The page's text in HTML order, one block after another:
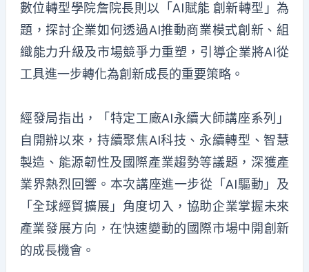
數位轉型學院詹院長則以「AI賦能 創新轉型」為
題，探討企業如何透過AI推動商業模式創新、組
織能力升級及市場競爭力重塑，引導企業將AI從
工具進一步轉化為創新成長的重要策略。
經發局指出，「特定工廠AI永續大師講座系列」
自開辦以來，持續聚焦AI科技、永續轉型、智慧
製造、能源韌性及國際產業趨勢等議題，深獲產
業界熱烈回響。本次講座進一步從「AI驅動」及
「全球經貿擴展」角度切入，協助企業掌握未來
產業發展方向，在快速變動的國際市場中開創新
的成長機會。